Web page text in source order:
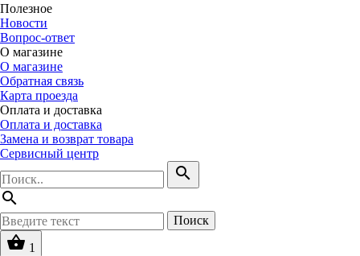
Полезное
Новости
Вопрос-ответ
О магазине
О магазине
Обратная связь
Карта проезда
Оплата и доставка
Оплата и доставка
Замена и возврат товара
Сервисный центр
search
search
Поиск
shopping_basket 1